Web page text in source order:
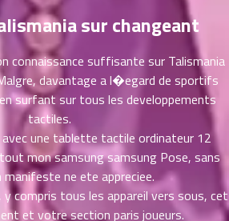
sur changeant
connaissance suffisante sur Talismania
davantage a l�egard de sportifs
surfant sur tous les developpements
tactiles.
une tablette tactile ordinateur 12
mon samsung samsung Pose, sans
ne ete appreciee.
compris tous les appareil vers sous, cet
et votre section paris joueurs.